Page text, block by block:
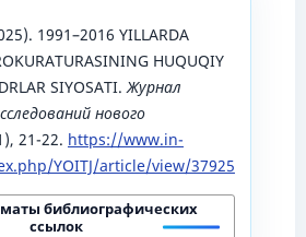
1991–2016 YILLARDA
HUQUQIY
SIYOSATI.Журнал
нового
21-22. https://www.in-
YOITJ/article/view/37925
библиографических
ссылок